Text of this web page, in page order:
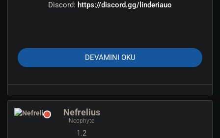
Discord: https://discord.gg/linderiauo
Linderia UO Açılıyor!
Linderia'nın buyulu dunyasının kapılarını aciyoruz ve
DEVAMINI OKU
Nefrelius
Neophyte
1.2